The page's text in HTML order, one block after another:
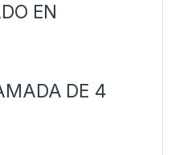
EN
DE 4